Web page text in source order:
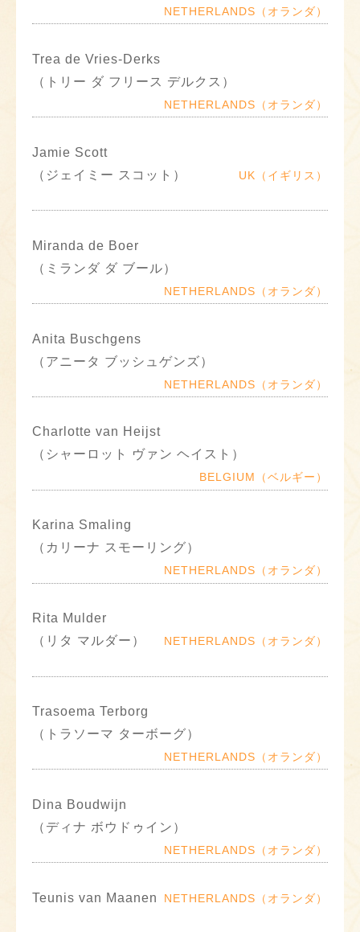
NETHERLANDS（オランダ）
Trea de Vries-Derks
（トリー ダ フリース デルクス）
NETHERLANDS（オランダ）
Jamie Scott
（ジェイミー スコット）
UK（イギリス）
Miranda de Boer
（ミランダ ダ ブール）
NETHERLANDS（オランダ）
Anita Buschgens
（アニータ ブッシュゲンズ）
NETHERLANDS（オランダ）
Charlotte van Heijst
（シャーロット ヴァン ヘイスト）
BELGIUM（ベルギー）
Karina Smaling
（カリーナ スモーリング）
NETHERLANDS（オランダ）
Rita Mulder
（リタ マルダー）
NETHERLANDS（オランダ）
Trasoema Terborg
（トラソーマ ターボーグ）
NETHERLANDS（オランダ）
Dina Boudwijn
（ディナ ボウドゥイン）
NETHERLANDS（オランダ）
Teunis van Maanen NETHERLANDS（オランダ）